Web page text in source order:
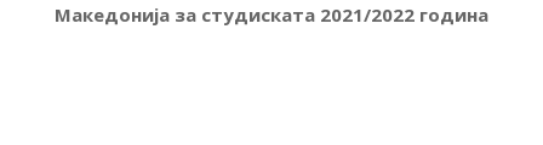
Македонија за студиската 2021/2022 година